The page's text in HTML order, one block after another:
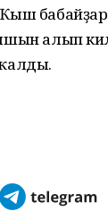
алып